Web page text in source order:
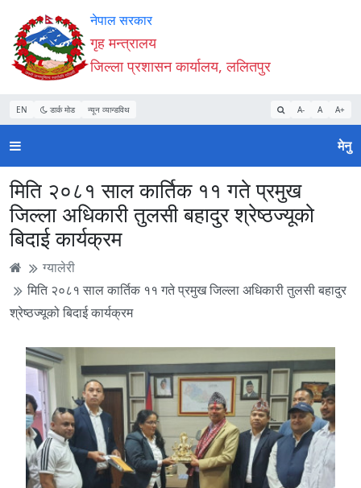
Accessibility
Mode
सुरु
गर्नुहोस्
सामाग्री
पढ्नुहाेस्
नेभिगेसन
पढ्नुहाेस्
वेबसाइट
खोजमा
जानुहोस्
नेपाल सरकार
गृह मन्त्रालय
जिल्ला प्रशासन कार्यालय, ललितपुर
EN डार्क मोड न्यून व्यान्डविथ A- A A+
मेनु
मिति २०८१ साल कार्तिक ११ गते प्रमुख
जिल्ला अधिकारी तुलसी बहादुर श्रेष्ठज्यूको
बिदाई कार्यक्रम
ग्यालेरी
मिति २०८१ साल कार्तिक ११ गते प्रमुख जिल्ला अधिकारी तुलसी बहादुर
श्रेष्ठज्यूको बिदाई कार्यक्रम